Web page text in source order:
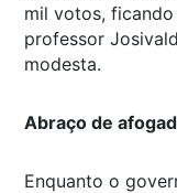
mil votos,
professor
modesta.
Abraço de
Enquanto o